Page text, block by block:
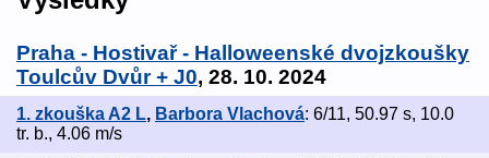
Praha - Hostivař - Halloweenské dvojzkoušky
Toulcův Dvůr + J0, 28. 10. 2024
1. zkouška A2 L, Barbora Vlachová: 6/11, 50.97 s, 10.0
tr. b., 4.06 m/s